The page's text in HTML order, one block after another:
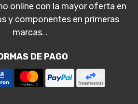
online con la mayor oferta en
y componentes en primeras
marcas. .
DE PAGO